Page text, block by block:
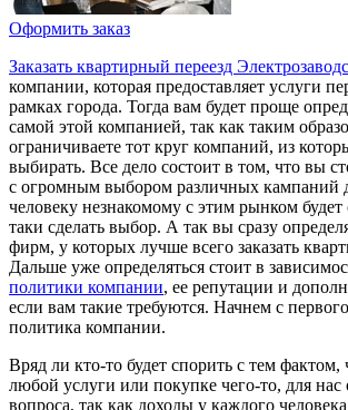
Оформить заказ
Заказать квартирный переезд
компании, которая предоставляет услуги
рамках города. Тогда вам будет проще
самой этой компанией, так как таким
ограничиваете тот круг компаний, из
выбирать. Все дело состоит в том, что вы
с огромным выбором различных кампаний
человеку незнакомому с этим рынком будет
таки сделать выбор. А так вы сразу
фирм, у которых лучше всего заказать
Дальше уже определяться стоит в
политики компании, ее репутации и
если вам такие требуются. Начнем с
политика компании.
Вряд ли кто-то будет спорить с тем фактом,
любой услуги или покупке чего-то, для нас
вопроса, так как доходы у каждого